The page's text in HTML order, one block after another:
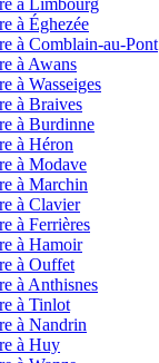
à Éghezée
à Comblain-au-Pont
à Awans
à Wasseiges
à Braives
à Burdinne
à Héron
à Modave
à Marchin
à Clavier
à Ferrières
à Hamoir
à Ouffet
à Anthisnes
à Tinlot
à Nandrin
à Huy